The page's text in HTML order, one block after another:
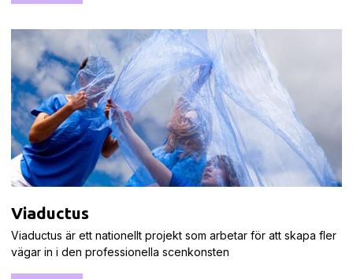
Viaductus
Viaductus är ett nationellt projekt som arbetar för att skapa fler
vägar in i den professionella scenkonsten